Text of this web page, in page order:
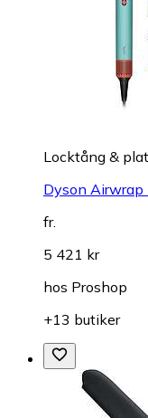
Locktång &
Dyson Airwrap
fr.
5 421 kr
hos Proshop
+13 butiker